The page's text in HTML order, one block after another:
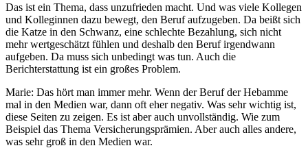
Das ist ein Thema, dass unzufrieden macht. Und was viele Kollegen
und Kolleginnen dazu bewegt, den Beruf aufzugeben. Da beißt sich
die Katze in den Schwanz, eine schlechte Bezahlung, sich nicht
mehr wertgeschätzt fühlen und deshalb den Beruf irgendwann
aufgeben. Da muss sich unbedingt was tun. Auch die
Berichterstattung ist ein großes Problem.
Marie: Das hört man immer mehr. Wenn der Beruf der Hebamme
mal in den Medien war, dann oft eher negativ. Was sehr wichtig ist,
diese Seiten zu zeigen. Es ist aber auch unvollständig. Wie zum
Beispiel das Thema Versicherungsprämien. Aber auch alles andere,
was sehr groß in den Medien war.